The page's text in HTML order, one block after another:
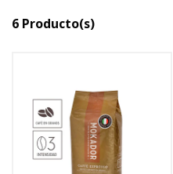
6 Producto(s)